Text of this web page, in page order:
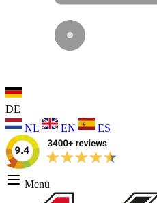
DE
NL
EN ES
Menü